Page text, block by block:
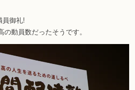
員御礼!
動員数だったそうです。